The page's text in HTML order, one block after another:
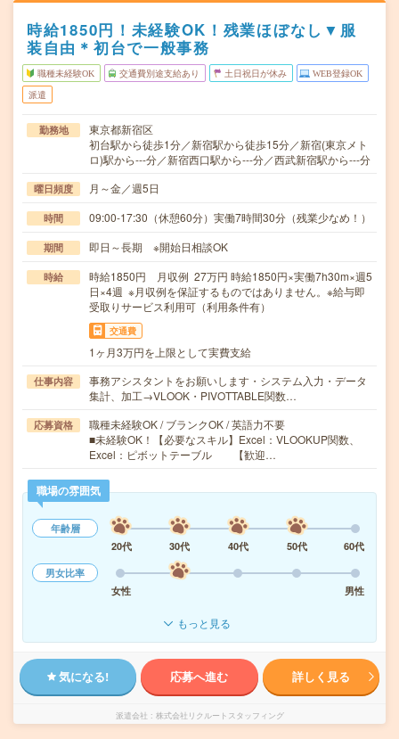
時給1850円！未経験OK！残業ほぼなし▼服
装自由＊初台で一般事務
職種未経験OK 交通費別途支給あり 土日祝日が休み WEB登録OK
派遣
勤務地
東京都新宿区
初台駅から徒歩1分／新宿駅から徒歩15分／新宿(東京メト
ロ)駅から---分／新宿西口駅から---分／西武新宿駅から---分
曜日頻度 月～金／週5日
時間 09:00-17:30（休憩60分）実働7時間30分（残業少なめ！）
期間 即日～長期 ※開始日相談OK
時給
時給1850円 月収例 27万円 時給1850円×実働7h30m×週5
日×4週 ※月収例を保証するものではありません。※給与即
受取りサービス利用可（利用条件有）
交通費
1ヶ月3万円を上限として実費支給
仕事内容
事務アシスタントをお願いします・システム入力・データ
集計、加工→VLOOK・PIVOTTABLE関数…
応募資格
職種未経験OK / ブランクOK / 英語力不要
■未経験OK！【必要なスキル】Excel：VLOOKUP関数、
Excel：ピボットテーブル 【歓迎…
職場の雰囲気
年齢層
20代
30代 40代 50代
60代
男女比率
女性
男性
もっと見る
気になる! 応募へ進む 詳しく見る
派遣会社 株式会社リクルートスタッフィング